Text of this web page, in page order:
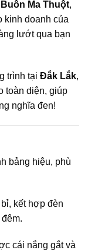
Buôn Ma Thuột,
kinh doanh của
lướt qua bạn
trình tại Đắk Lắk,
toàn diện, giúp
nghĩa đen!
bảng hiệu, phù
kết hợp đèn
cái nắng gắt và